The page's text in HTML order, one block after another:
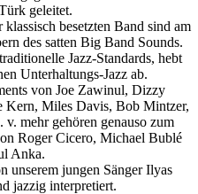
geleitet.
besetzten Band sind am
des satten Big Band Sounds.
Jazz-Standards, hebt
Unterhaltungs-Jazz ab.
von Joe Zawinul, Dizzy
Kern, Miles Davis, Bob Mintzer,
mehr gehören genauso zum
Roger Cicero, Michael Bublé
Anka.
unserem jungen Sänger Ilyas
jazzig interpretiert.